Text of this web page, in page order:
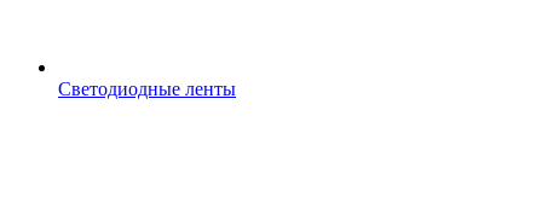
Светодиодные ленты